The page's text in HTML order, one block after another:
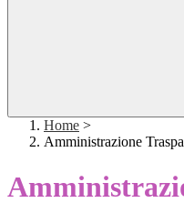
Home >
Amministrazione